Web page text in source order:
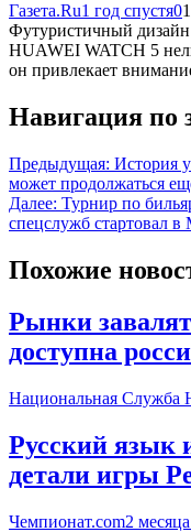
Газета.Ru1 год спустя0
Футуристичный
HUAWEI WATCH 5
он привлекает
Навигация по
Предыдущая: История
может продолжаться
Далее: Турнир по
спецслужб стартовал в
Похожие
Рынки
доступна
Национальная Служба
Русский язык
детали игры
Чемпионат.com2